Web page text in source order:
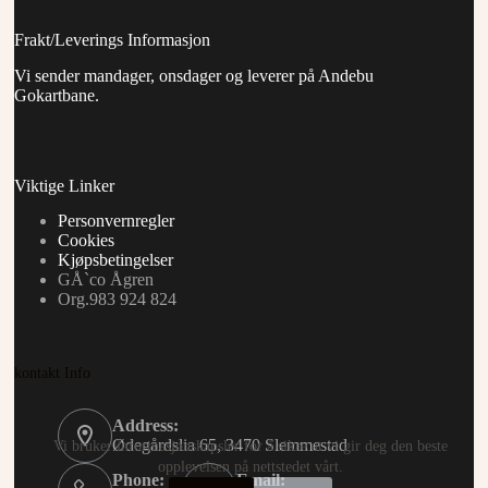
Vi bruker informasjonskapsler for å sikre at vi gir deg den beste
opplevelsen på nettstedet vårt.
Frakt/Leverings Informasjon
Vi sender mandager, onsdager og leverer på Andebu
Gokartbane.
Viktige Linker
Personvernregler
Cookies
Kjøpsbetingelser
GÅ`co Ågren
Org.983 924 824
kontakt Info
Address:
Ødegårdslia 65, 3470 Slemmestad
Phone:
Email: